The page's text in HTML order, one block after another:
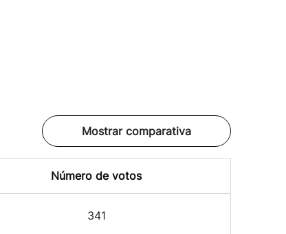
Mostrar comparativa
Número de votos
341